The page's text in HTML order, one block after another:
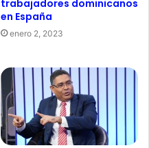
trabajadores dominicanos
en España
enero 2, 2023